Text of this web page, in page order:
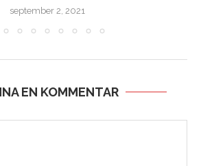
september 2, 2021
EN KOMMENTAR